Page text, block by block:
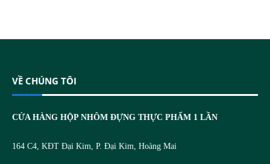
VỀ CHÚNG TÔI
CỬA HÀNG HỘP NHÔM ĐỰNG THỰC PHẨM 1 LẦN
164 C4, KĐT Đại Kim, P. Đại Kim, Hoàng Mai